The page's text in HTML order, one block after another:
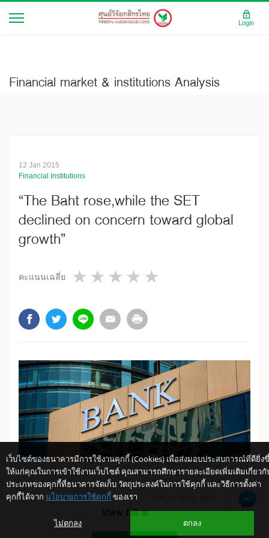
Financial market & institutions Analysis
12 Jan 2015
Financial Institutions
“The Baht rose,while the SET
declined on concern toward global
growth”
คะแนนเฉลี่ย 4 stars
3 stars
2 stars
1 star
View full article
เว็บไซต์ของธนาคารมีการใช้งานคุกกี้ (Cookies) เพื่อส่งมอบประสบการณ์ที่ดียิ่ง
ให้แก่คุณในการเข้าใช้งานเว็บไซต์ คุณสามารถศึกษารายละเอียดเพิ่มเติมเกี่ยวกั
ประเภทของคุกกี้ที่ธนาคารจัดเก็บ วัตถุประสงค์ในการใช้คุกกี้ และวิธีการตั้งค่า
คุกกี้ได้จาก นโยบายการใช้คุกกี้ ของเรา
ไม่ตกลง ตกลง
Login